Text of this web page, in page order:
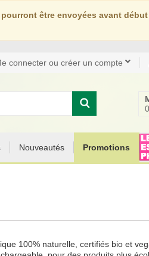
être envoyées avant
connecter ou créer un compte
0
Nouveautés Promotions
100% naturelle, certifiés bio et